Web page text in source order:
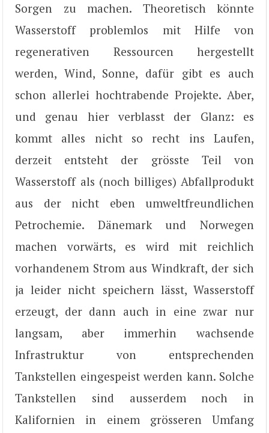
Sorgen zu machen. Theoretisch könnte
Wasserstoff problemlos mit Hilfe von
regenerativen Ressourcen hergestellt
werden, Wind, Sonne, dafür gibt es auch
schon allerlei hochtrabende Projekte. Aber,
und genau hier verblasst der Glanz: es
kommt alles nicht so recht ins Laufen,
derzeit entsteht der grösste Teil von
Wasserstoff als (noch billiges) Abfallprodukt
aus der nicht eben umweltfreundlichen
Petrochemie. Dänemark und Norwegen
machen vorwärts, es wird mit reichlich
vorhandenem Strom aus Windkraft, der sich
ja leider nicht speichern lässt, Wasserstoff
erzeugt, der dann auch in eine zwar nur
langsam, aber immerhin wachsende
Infrastruktur von entsprechenden
Tankstellen eingespeist werden kann. Solche
Tankstellen sind ausserdem noch in
Kalifornien in einem grösseren Umfang